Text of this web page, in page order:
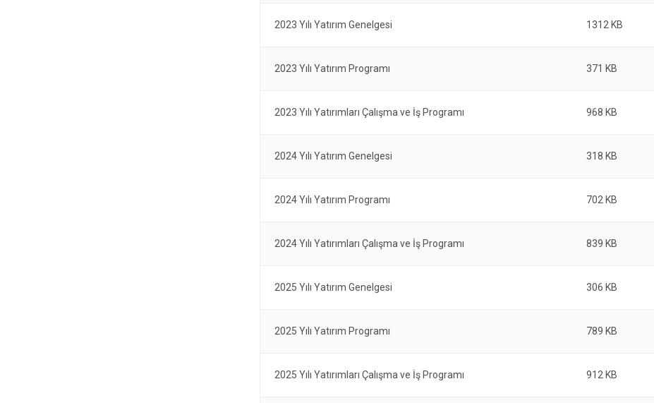
2023 Yılı Yatırım Genelgesi 1312 KB
2023 Yılı Yatırım Programı 371 KB
2023 Yılı Yatırımları Çalışma ve İş Programı 968 KB
2024 Yılı Yatırım Genelgesi 318 KB
2024 Yılı Yatırım Programı 702 KB
2024 Yılı Yatırımları Çalışma ve İş Programı 839 KB
2025 Yılı Yatırım Genelgesi 306 KB
2025 Yılı Yatırım Programı 789 KB
2025 Yılı Yatırımları Çalışma ve İş Programı 912 KB